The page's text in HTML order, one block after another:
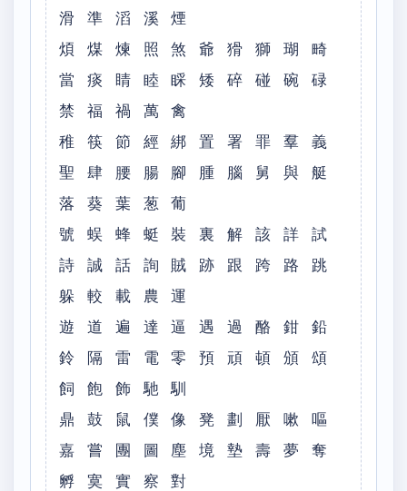
滑 準 滔 溪 煙
煩 煤 煉 照 煞 爺 猾 獅 瑚 畸
當 痰 睛 睦 睬 矮 碎 碰 碗 碌
禁 福 禍 萬 禽
稚 筷 節 經 綁 置 署 罪 羣 義
聖 肆 腰 腸 腳 腫 腦 舅 與 艇
落 葵 葉 葱 葡
號 蜈 蜂 蜓 裝 裏 解 該 詳 試
詩 誠 話 詢 賊 跡 跟 跨 路 跳
躲 較 載 農 運
遊 道 遍 達 逼 遇 過 酪 鉗 鉛
鈴 隔 雷 電 零 預 頑 頓 頒 頌
飼 飽 飾 馳 馴
鼎 鼓 鼠 僕 像 凳 劃 厭 嗽 嘔
嘉 嘗 團 圖 塵 境 墊 壽 夢 奪
孵 寞 實 察 對